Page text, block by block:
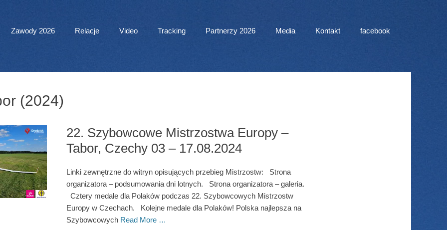
Zawody 2026 Relacje Video Tracking Partnerzy 2026 Media Kontakt facebook
(2024)
22. Szybowcowe Mistrzostwa Europy –
Tabor, Czechy 03 – 17.08.2024
Linki zewnętrzne do witryn opisujących przebieg Mistrzostw: Strona
organizatora – podsumowania dni lotnych. Strona organizatora – galeria.
Cztery medale dla Polaków podczas 22. Szybowcowych Mistrzostw
Europy w Czechach. Kolejne medale dla Polaków! Polska najlepsza na
Szybowcowych Read More …